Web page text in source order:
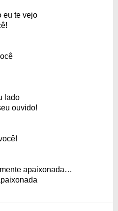
eu te vejo
lado
ouvido!
apaixonada…